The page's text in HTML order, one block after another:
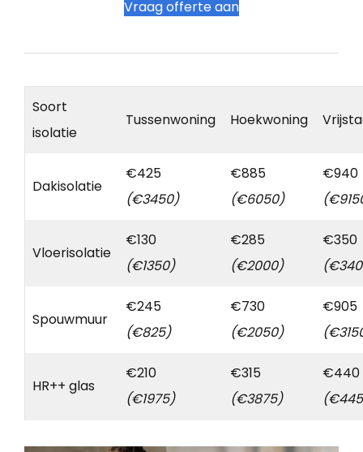
Vraag offerte aan
Soort
isolatie
Tussenwoning Hoekwoning
Dakisolatie
€425
(€3450)
€885
(€6050)
€940
Vloerisolatie
€130
(€1350)
€285
(€2000)
€350
Spouwmuur
€245
(€825)
€730
(€2050)
€905
HR++ glas
€210
(€1975)
€315
(€3875)
€440